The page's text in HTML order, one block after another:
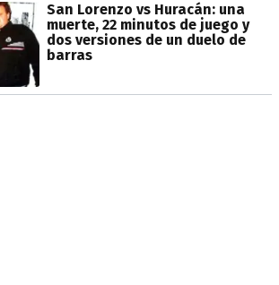
San Lorenzo vs Huracán: una
muerte, 22 minutos de juego y
dos versiones de un duelo de
barras